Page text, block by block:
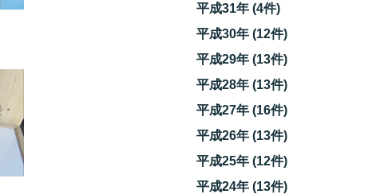
平成31年 (4件)
平成30年 (12件)
平成29年 (13件)
平成28年 (13件)
平成27年 (16件)
平成26年 (13件)
平成25年 (12件)
平成24年 (13件)